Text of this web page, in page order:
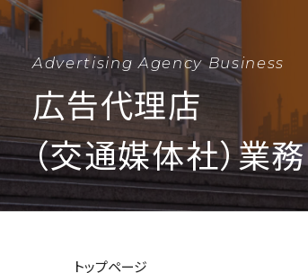
Advertising Agency Business
広告代理店
（交通媒体社）業務
トップページ